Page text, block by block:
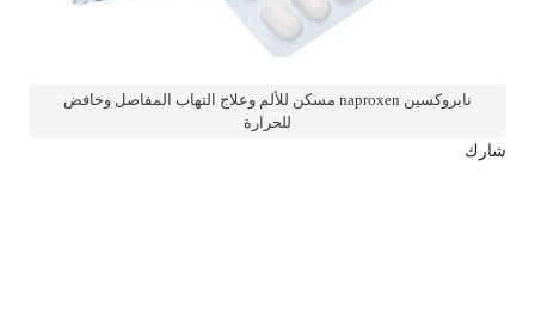
نابروكسين naproxen مسكن للألم وعلاج التهاب المفاصل وخافض
للحرارة
شارك